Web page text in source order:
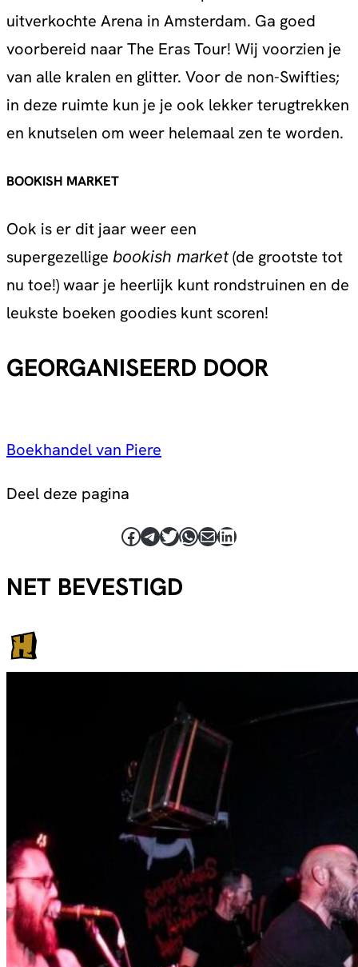
uitverkochte Arena in Amsterdam. Ga goed
voorbereid naar The Eras Tour! Wij voorzien je
van alle kralen en glitter. Voor de non-Swifties;
in deze ruimte kun je je ook lekker terugtrekken
en knutselen om weer helemaal zen te worden.
BOOKISH MARKET
Ook is er dit jaar weer een
supergezellige bookish market (de grootste tot
nu toe!) waar je heerlijk kunt rondstruinen en de
leukste boeken goodies kunt scoren!
GEORGANISEERD DOOR
Boekhandel van Piere
Deel deze pagina
Facebook
Telegram
Twitter
WhatsApp
E-mailLinkedIn
NET BEVESTIGD